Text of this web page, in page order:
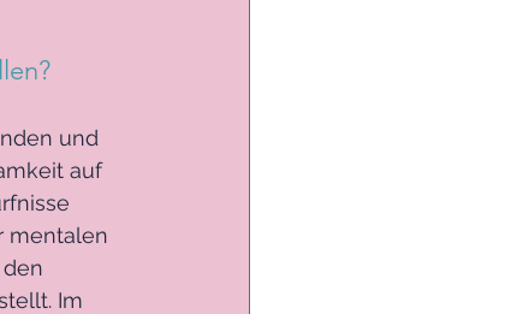
und
auf
mentalen
Im